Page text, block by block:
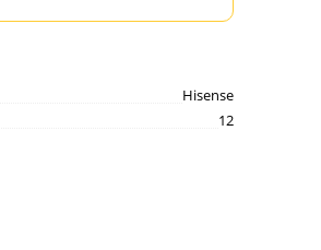
Hisense
12